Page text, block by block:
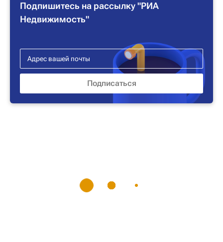
Подпишитесь на рассылку "РИА
Недвижимость"